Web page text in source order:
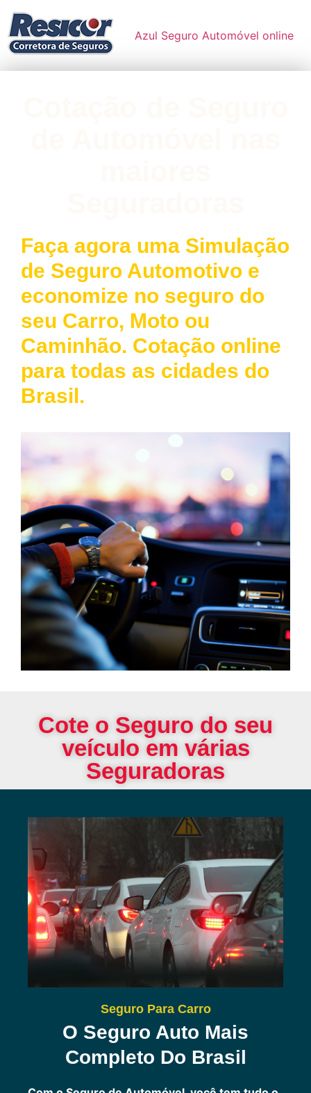
Azul Seguro Automóvel online
Faça agora uma Simulação
de Seguro Automotivo e
economize no seguro do
seu Carro, Moto ou
Caminhão. Cotação online
para todas as cidades do
Brasil.
Cote o Seguro do seu
veículo em várias
Seguradoras
Seguro Para Carro
O Seguro Auto Mais
Completo Do Brasil